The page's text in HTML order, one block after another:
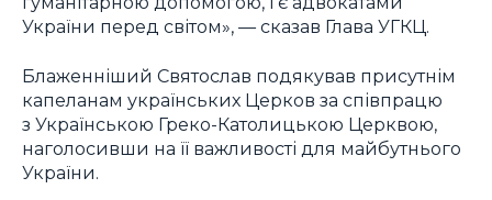
України перед світом», — сказав Глава УГКЦ.
Блаженніший Святослав подякував присутнім
капеланам українських Церков за співпрацю
з Українською Греко-Католицькою Церквою,
наголосивши на її важливості для майбутнього
України.